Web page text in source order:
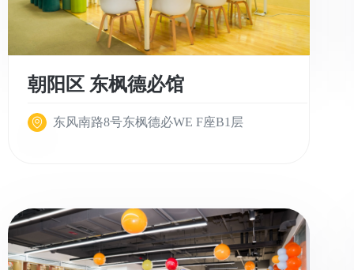
朝阳区 东枫德必馆
东风南路8号东枫德必WE F座B1层